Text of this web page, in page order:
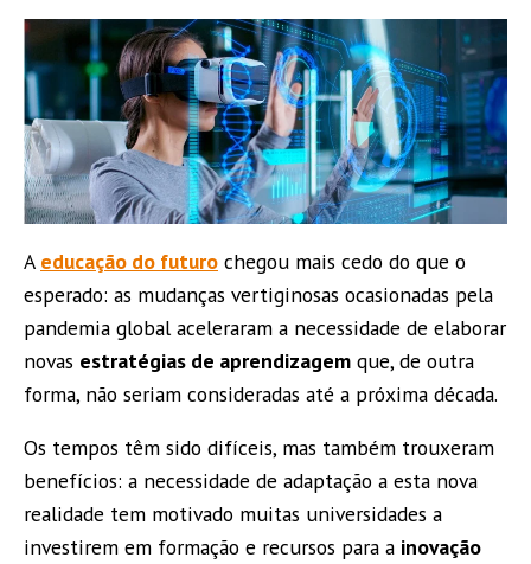
A educação do futuro chegou mais cedo do que o
esperado: as mudanças vertiginosas ocasionadas pela
pandemia global aceleraram a necessidade de elaborar
novas estratégias de aprendizagem que, de outra
forma, não seriam consideradas até a próxima década.
Os tempos têm sido difíceis, mas também trouxeram
benefícios: a necessidade de adaptação a esta nova
realidade tem motivado muitas universidades a
investirem em formação e recursos para a inovação